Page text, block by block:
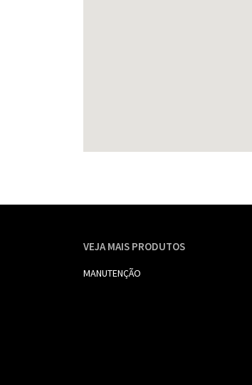
VEJA MAIS PRODUTOS
MANUTENÇÃO